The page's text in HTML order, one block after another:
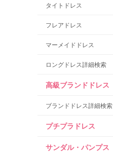
タイトドレス
フレアドレス
マーメイドドレス
ロングドレス詳細検索
高級ブランドドレス
ブランドドレス詳細検索
プチプラドレス
サンダル・パンプス